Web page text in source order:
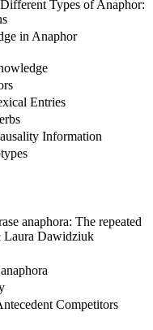
Types of Anaphor:
in Anaphor
Entries
Information
anaphora: The repeated
Laura Dawidziuk
Competitors